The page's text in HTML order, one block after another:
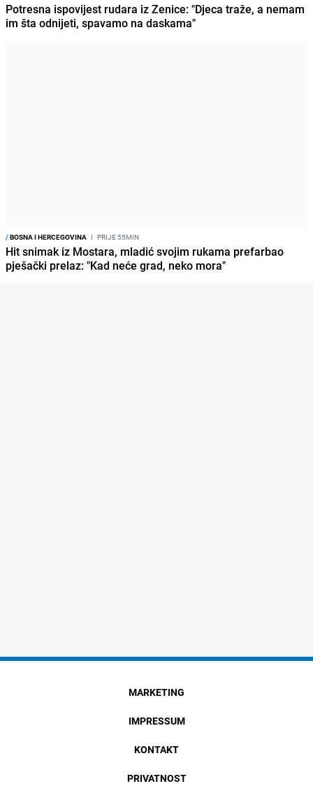
Potresna ispovijest rudara iz Zenice: "Djeca traže, a nemam
im šta odnijeti, spavamo na daskama"
/BOSNA I HERCEGOVINA I PRIJE 55MIN
Hit snimak iz Mostara, mladić svojim rukama prefarbao
pješački prelaz: "Kad neće grad, neko mora"
MARKETING
IMPRESSUM
KONTAKT
PRIVATNOST